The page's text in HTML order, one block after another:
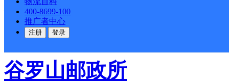
400-8699-100
推广者中心
注册 登录
坪镇四方溪村
派送范围:-
谷罗山邮政所